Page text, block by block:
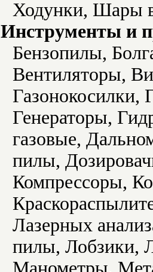
Ходунки, Шары
Инструменты и
Бензопилы,
Вентиляторы,
Газонокосилки,
Генераторы,
газовые,
пилы,
Компрессоры,
Лазерных
пилы, Лобзики,